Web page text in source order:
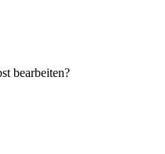
bearbeiten?